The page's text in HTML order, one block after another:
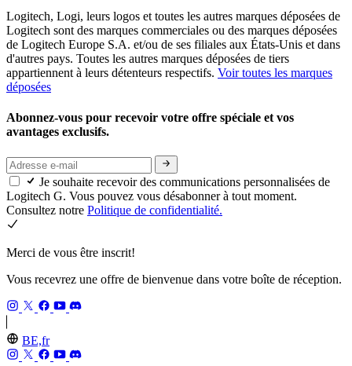
Logitech, Logi, leurs logos et toutes les autres marques déposées de
Logitech sont des marques commerciales ou des marques déposées
de Logitech Europe S.A. et/ou de ses filiales aux États-Unis et dans
d'autres pays. Toutes les autres marques déposées de tiers
appartiennent à leurs détenteurs respectifs. Voir toutes les marques
déposées
Abonnez-vous pour recevoir votre offre spéciale et vos
avantages exclusifs.
Je souhaite recevoir des communications personnalisées de
Logitech G. Vous pouvez vous désabonner à tout moment.
Consultez notre Politique de confidentialité.
Merci de vous être inscrit!
Vous recevrez une offre de bienvenue dans votre boîte de réception.
BE,fr